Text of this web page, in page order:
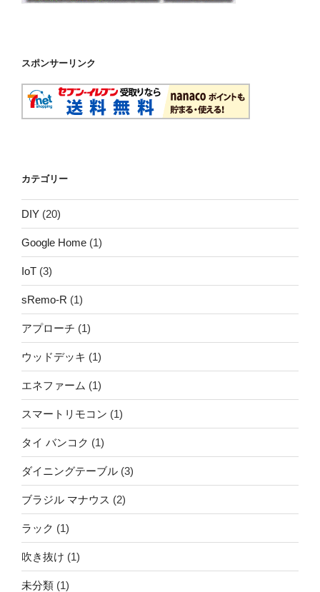
スポンサーリンク
カテゴリー
DIY (20)
Google Home (1)
IoT (3)
sRemo-R (1)
アプローチ (1)
ウッドデッキ (1)
エネファーム (1)
スマートリモコン (1)
タイ バンコク (1)
ダイニングテーブル (3)
ブラジル マナウス (2)
ラック (1)
吹き抜け (1)
未分類 (1)